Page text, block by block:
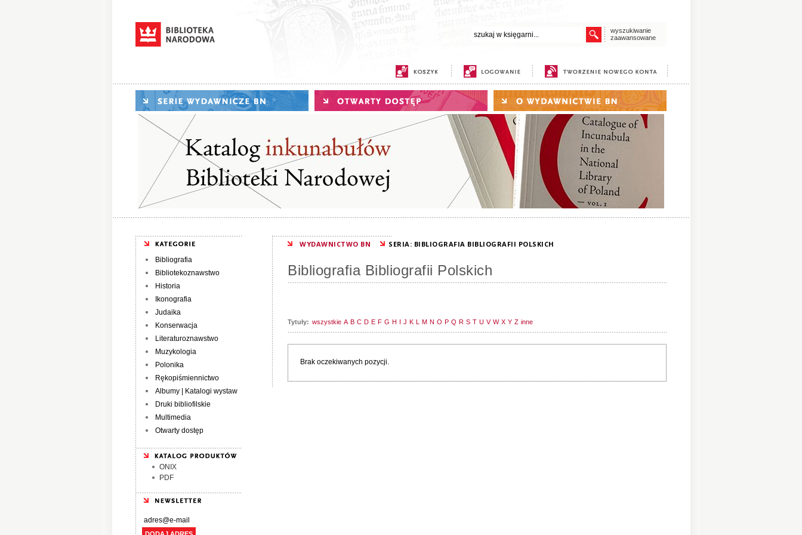
wyszukiwanie
zaawansowane
Bibliografia
Bibliotekoznawstwo
Historia
Ikonografia
Judaika
Konserwacja
Literaturoznawstwo
Muzykologia
Polonika
Rękopiśmiennictwo
Albumy | Katalogi wystaw
Druki bibliofilskie
Multimedia
Otwarty dostęp
ONIX
PDF
WYDAWNICTWO BN SERIA: BIBLIOGRAFIA BIBLIOGRAFII POLSKICH
Bibliografia Bibliografii Polskich
Tytuły: wszystkie A B C D E F G H I J K L M N O P Q R S T U V W X Y Z inne
Brak oczekiwanych pozycji.